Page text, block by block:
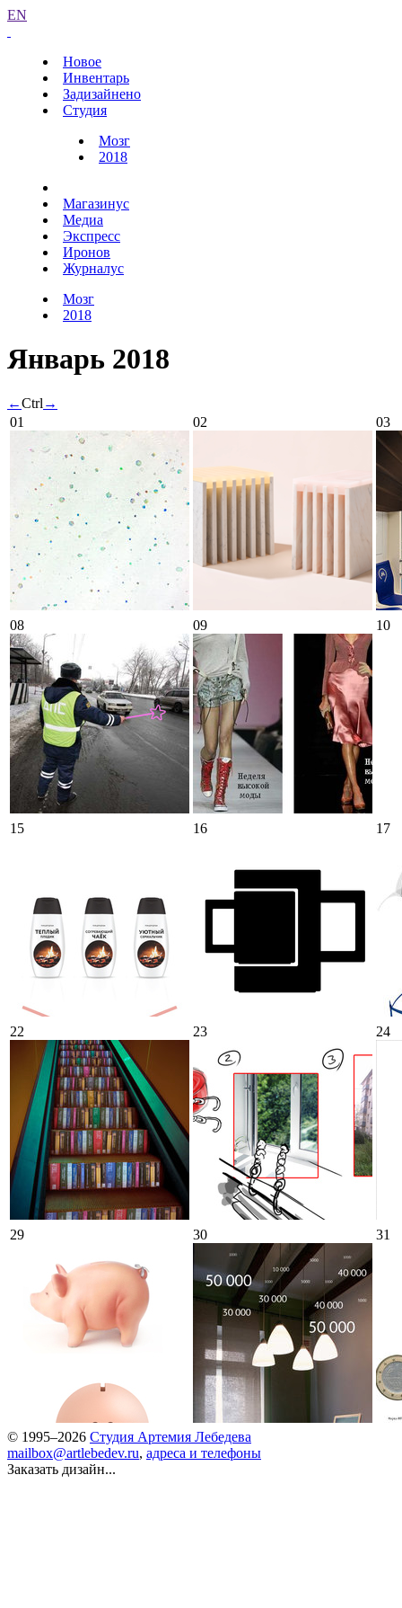
EN
Новое
Инвентарь
Задизайнено
Студия
Мозг
2018
Магазинус
Медиа
Экспресс
Иронов
Журналус
Мозг
2018
Январь 2018
←Ctrl →
01
02 03
08 09 10
15 16 17
22 23 24
29 30 31
© 1995–2026 Студия Артемия Лебедева
mailbox@artlebedev.ru, адреса и телефоны
Заказать дизайн...